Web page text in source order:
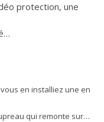
protection, une
en installiez une en
qui remonte sur…